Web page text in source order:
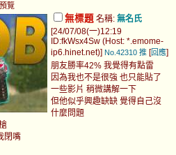
預覽
無標題 名稱: 無名氏
[24/07/08(一)12:19
ID:fkWsx4Sw (Host: *.emome-
ip6.hinet.net)] No.42310 推 [回應]
朋友勝率42% 我覺得有點雷
因為我也不是很強 也只能貼了
一些影片 稍微講解一下
但他似乎興趣缺缺 覺得自己沒
什麼問題
閉嘴